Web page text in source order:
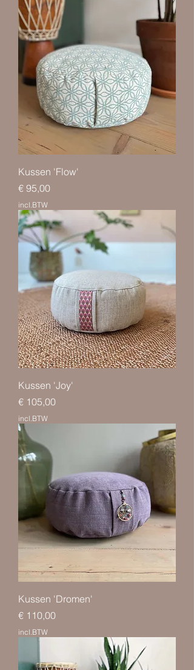
Kussen 'Flow'
Prijs
€ 95,00
incl.BTW
Kussen 'Joy'
Prijs
€ 105,00
incl.BTW
Kussen 'Dromen'
Prijs
€ 110,00
incl.BTW